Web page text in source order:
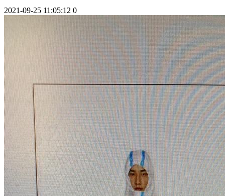
2021-09-25 11:05:12 0